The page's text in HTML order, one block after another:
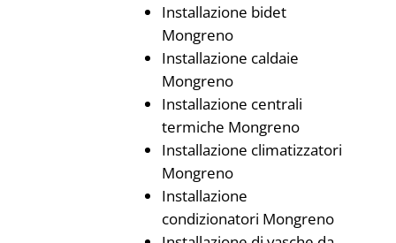
Installazione bidet
Mongreno
Installazione caldaie
Mongreno
Installazione centrali
termiche Mongreno
Installazione climatizzatori
Mongreno
Installazione
condizionatori Mongreno